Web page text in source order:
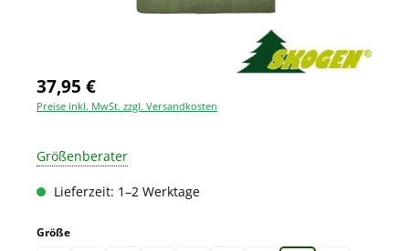
37,95 €
Preise inkl. MwSt. zzgl. Versandkosten
Größenberater
Lieferzeit: 1–2 Werktage
Größeauswählen